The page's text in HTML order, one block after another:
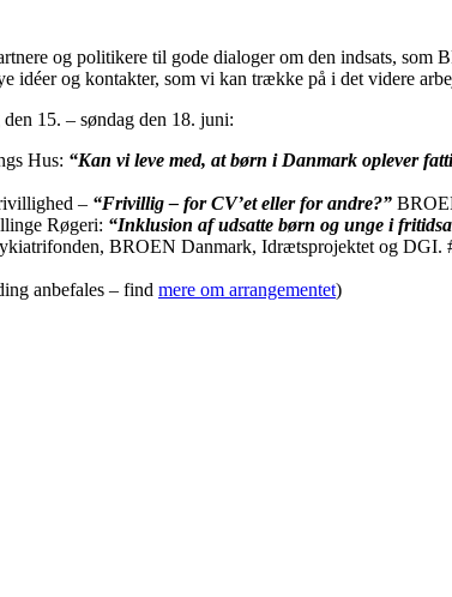
og politikere til gode dialoger om den indsats,
idéer og kontakter, som vi kan trække på i det videre
15. – søndag den 18. juni:
Hus: “Kan vi leve med, at børn i Danmark oplever
– “Frivillig – for CV’et eller for andre?”
Røgeri: “Inklusion af udsatte børn og unge i
BROEN Danmark, Idrætsprojektet og DGI.
anbefales – find mere om arrangementet)